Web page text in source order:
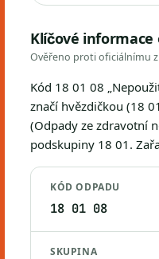
Klíčové informace
Ověřeno proti oficiálnímu
Kód 18 01 08
značí hvězdičkou (18
(Odpady ze zdravotní
podskupiny 18 01.
KÓD ODPADU
18 01 08
SKUPINA